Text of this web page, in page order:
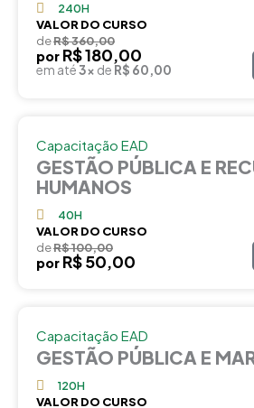
240H
VALOR DO CURSO
deR$ 360,00
por R$ 180,00
em até3x de R$ 60,00
Capacitação EAD
GESTÃO PÚBLICA E
HUMANOS
40H
VALOR DO CURSO
deR$ 100,00
por R$ 50,00
Capacitação EAD
GESTÃO PÚBLICA E
120H
VALOR DO CURSO